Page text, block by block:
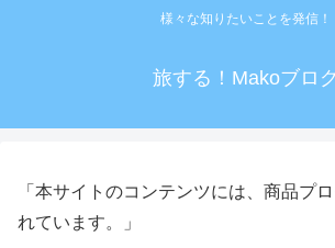
様々な知りたいことを発信！
旅する！Makoブロ
「本サイトのコンテンツには、商品プ
れています。」